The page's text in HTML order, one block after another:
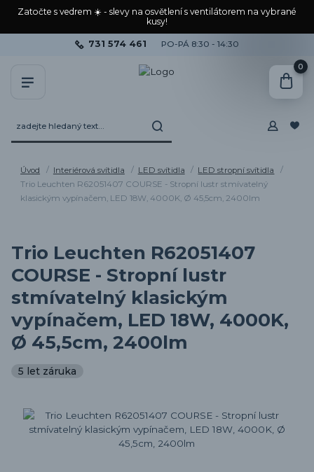
Zatočte s vedrem ☀️ - slevy na osvětlení s ventilátorem na vybrané
kusy!
731 574 461 PO-PÁ 8:30 - 14:30
0
Úvod Interiérová svítidla LED svítidla
LED stropní svítidla
Trio Leuchten R62051407 COURSE - Stropní lustr stmívatelný
klasickým vypínačem, LED 18W, 4000K, Ø 45,5cm, 2400lm
Trio Leuchten R62051407
COURSE - Stropní lustr
stmívatelný klasickým
vypínačem, LED 18W, 4000K,
Ø 45,5cm, 2400lm
5 let záruka